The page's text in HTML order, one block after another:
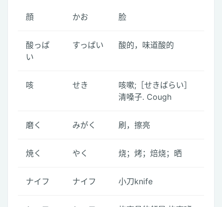
顔 かお 脸
酸っぱ
い
すっぱい 酸的，味道酸的
咳 せき
咳嗽;［せきばらい］
清嗓子. Cough
磨く みがく 刷，擦亮
焼く やく 烧；烤；焙烧；晒
ナイフ ナイフ 小刀knife